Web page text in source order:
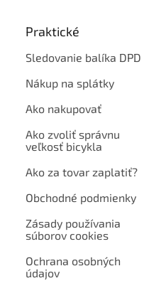
Praktické
Sledovanie balíka DPD
Nákup na splátky
Ako nakupovať
Ako zvoliť správnu
veľkosť bicykla
Ako za tovar zaplatiť?
Obchodné podmienky
Zásady používania
súborov cookies
Ochrana osobných
údajov